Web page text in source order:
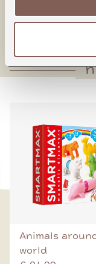
* Houten knoop
* Voorpand met
Animals
world